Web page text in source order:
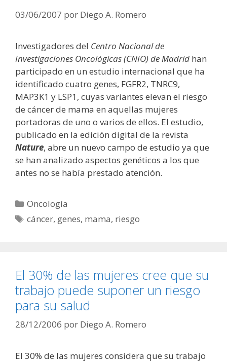
03/06/2007 por Diego A. Romero
Investigadores del Centro Nacional de
Investigaciones Oncológicas (CNIO) de Madrid han
participado en un estudio internacional que ha
identificado cuatro genes, FGFR2, TNRC9,
MAP3K1 y LSP1, cuyas variantes elevan el riesgo
de cáncer de mama en aquellas mujeres
portadoras de uno o varios de ellos. El estudio,
publicado en la edición digital de la revista
Nature, abre un nuevo campo de estudio ya que
se han analizado aspectos genéticos a los que
antes no se había prestado atención.
Categorías
Oncología
Etiquetas
cáncer, genes, mama, riesgo
El 30% de las mujeres cree que su
trabajo puede suponer un riesgo
para su salud
28/12/2006 por Diego A. Romero
El 30% de las mujeres considera que su trabajo